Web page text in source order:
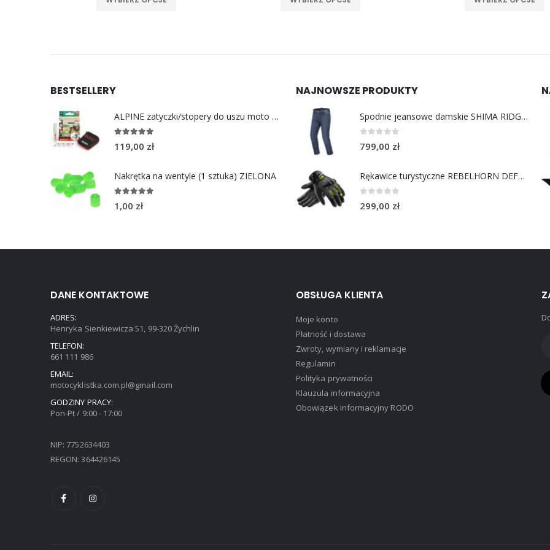
BESTSELLERY
ALPINE zatyczki/stopery do uszu moto MotoSafe Pro
out of 5
119,00 zł
Nakrętka na wentyle (1 sztuka) ZIELONA
out of 5
1,00 zł
NAJNOWSZE PRODUKTY
Spodnie jeansowe damskie SHIMA RIDGE LADY blue
out of 5
799,00 zł
Rękawice turystyczne REBELHORN DEFENDER black yellow fluo
out of 5
299,00 zł
DANE KONTAKTOWE
ADRES:
Henryka Sienkiewicza 51, 99-320 Żychlin
TELEFON:
661 111 986
EMAIL:
motocyklistka.com.pl@gmail.com
GODZINY PRACY:
Pon-Pt / 9:00 - 17:00
NIP: 7752634403
REGON: 364426145
OBSŁUGA KLIENTA
Moje konto
Płatność i dostawa
Zwroty, wymiany i reklamacje
Regulamin
Polityka prywatności
Klauzula informacyjna
Obowiązek informacyjny RODO